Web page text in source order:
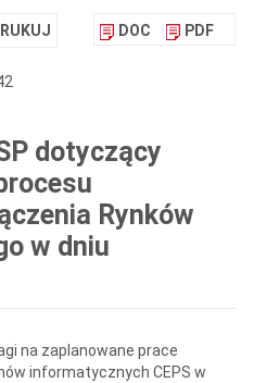
DOC PDF
dotyczący
Rynków
w dniu
na zaplanowane prace
informatycznych CEPS w